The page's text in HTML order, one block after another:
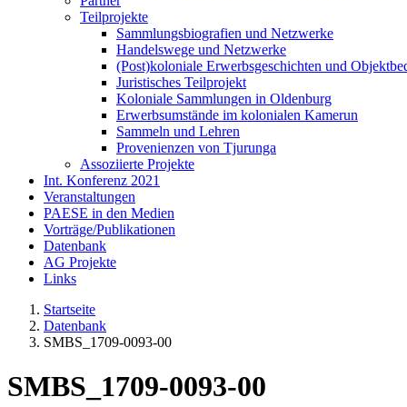
Teilprojekte
Sammlungsbiografien und Netzwerke
Handelswege und Netzwerke
(Post)koloniale Erwerbsgeschichten und
Juristisches Teilprojekt
Koloniale Sammlungen in Oldenburg
Erwerbsumstände im kolonialen Kamerun
Sammeln und Lehren
Provenienzen von Tjurunga
Assoziierte Projekte
Int. Konferenz 2021
Veranstaltungen
PAESE in den Medien
Vorträge/Publikationen
Datenbank
AG Projekte
Links
Startseite
Datenbank
SMBS_1709-0093-00
SMBS_1709-0093-00